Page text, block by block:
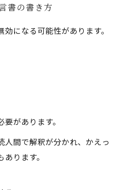
書の書き方
になる可能性があります。
があります。
人間で解釈が分かれ、かえっ
ります。